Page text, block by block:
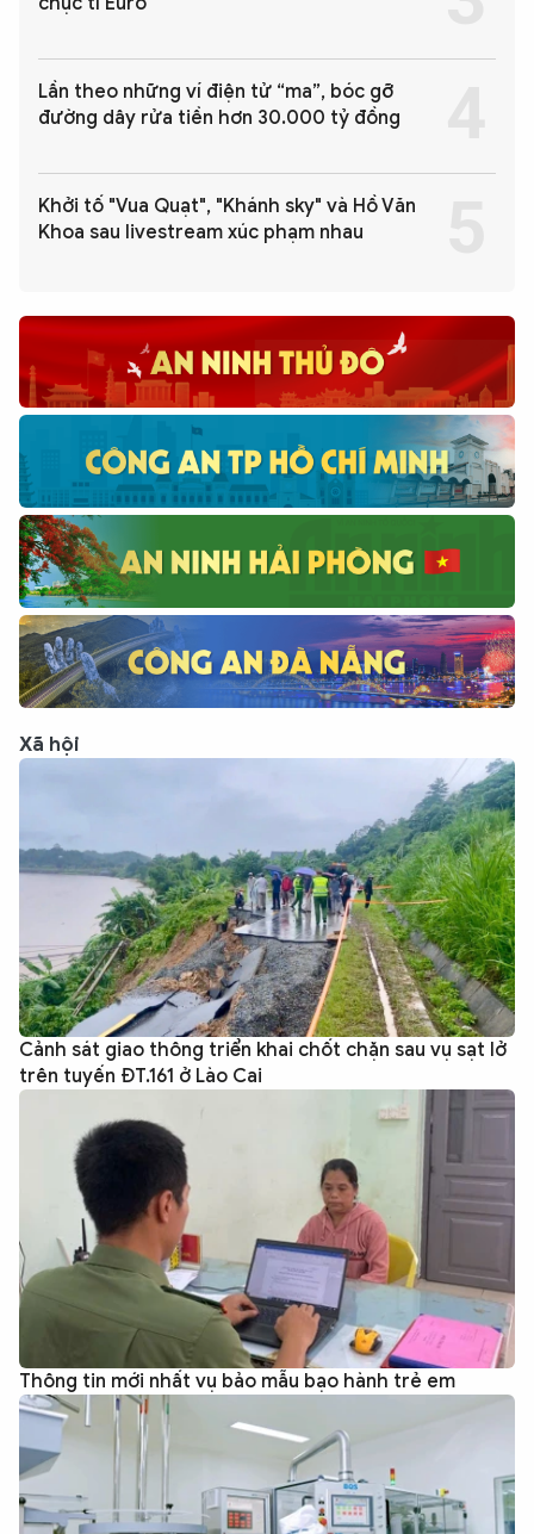
Lần theo những ví điện tử “ma”, bóc gỡ
đường dây rửa tiền hơn 30.000 tỷ đồng
Khởi tố "Vua Quạt", "Khánh sky" và Hồ Văn
Khoa sau livestream xúc phạm nhau
Xã hội
Cảnh sát giao thông triển khai chốt chặn sau vụ sạt lở
trên tuyến ĐT.161 ở Lào Cai
Thông tin mới nhất vụ bảo mẫu bạo hành trẻ em